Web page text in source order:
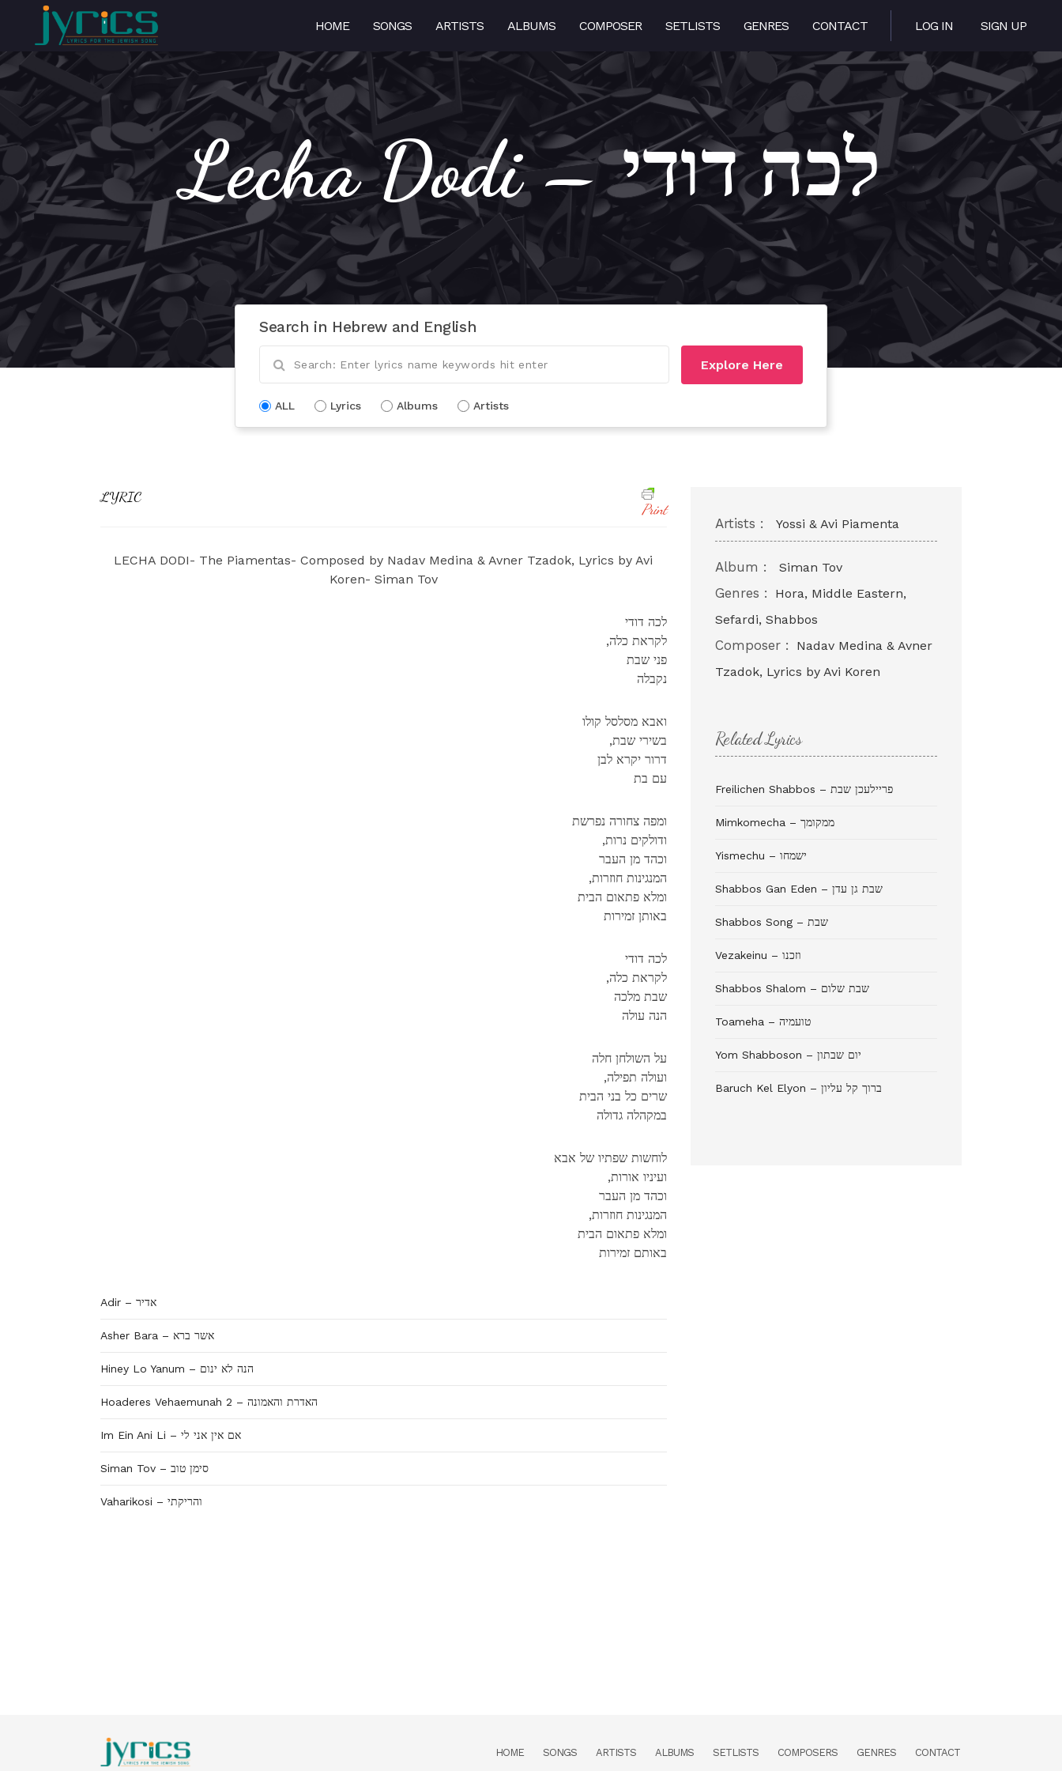
HOME SONGS ARTISTS ALBUMS COMPOSER SETLISTS GENRES CONTACT LOG IN SIGN UP
Lecha Dodi – לכה דודי
Search in Hebrew and English
Explore Here
ALL Lyrics Albums Artists
LYRIC
Print
LECHA DODI- The Piamentas- Composed by Nadav Medina & Avner Tzadok, Lyrics by Avi
Koren- Siman Tov
לכה דודי
,לקראת כלה
פני שבת
נקבלה
ואבא מסלסל קולו
,בשירי שבת
דרור יקרא לבן
עם בת
ומפה צחורה נפרשת
,ודולקים נרות
וכהד מן העבר
,המנגינות חוזרות
ומלא פתאום הבית
באותן זמירות
לכה דודי
,לקראת כלה
שבת מלכה
הנה עולה
על השולחן חלה
,ועולה תפילה
שרים כל בני הבית
במקהלה גדולה
לוחשות שפתיו של אבא
,ועיניו אורות
וכהד מן העבר
,המנגינות חוזרות
ומלא פתאום הבית
באותם זמירות
Adir – אדיר
Asher Bara – אשר ברא
Hiney Lo Yanum – הנה לא ינום
Hoaderes Vehaemunah 2 – האדרת והאמונה
Im Ein Ani Li – אם אין אני לי
Siman Tov – סימן טוב
Vaharikosi – והריקתי
Artists : Yossi & Avi Piamenta
Album : Siman Tov
Genres :
Hora, Middle Eastern,
Sefardi, Shabbos
Composer :
Nadav Medina & Avner
Tzadok, Lyrics by Avi Koren
Related Lyrics
Freilichen Shabbos – פריילעכן שבת
Mimkomecha – ממקומך
Yismechu – ישמחו
Shabbos Gan Eden – שבת גן עדן
Shabbos Song – שבת
Vezakeinu – וזכנו
Shabbos Shalom – שבת שלום
Toameha – טועמיה
Yom Shabboson – יום שבתון
Baruch Kel Elyon – ברוך קל עליון
HOME SONGS ARTISTS ALBUMS SETLISTS COMPOSERS GENRES CONTACT